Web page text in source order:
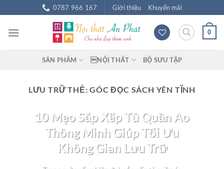
đến
nội
0787 966 167 Giới thiệu Khuyến mãi
0
SẢN PHẨM NỘI THẤT BỘ SƯU TẬP
LƯU TRỮ THẺ:GÓC ĐỌC SÁCH YÊN TĨNH
10 Mẹo Sắp Xếp Tủ Quần Áo
Thông Minh Giúp Tối Ưu
Không Gian Lưu Trữ